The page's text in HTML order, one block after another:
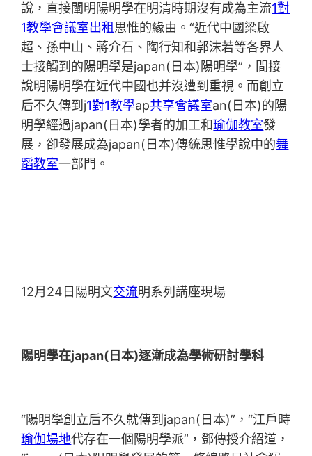
說，直接闡明陽明學在明清時期沒有成為主流1對
1教學會議室出租思惟的緣由。“近代中國梁啟
超、孫中山、蔣介石、陶行知和郭沫若等各界人
士接觸到的陽明學是japan(日本)陽明學”，間接
說明陽明學在近代中國也并沒遭到重視。而創立
后不久傳到j1對1教學ap共享會議室an(日本)的陽
明學經過japan(日本)學者的加工和瑜伽教室發
展，卻發展成為japan(日本)傳統思惟學說中的舞
蹈教室一部門。
12月24日陽明文交流明系列講座現場
陽明學在japan(日本)逐漸成為學術研討學科
“陽明學創立后不久就傳到japan(日本)”，“江戶時
瑜伽場地代存在一個陽明學派”，鄧傳授介紹道，